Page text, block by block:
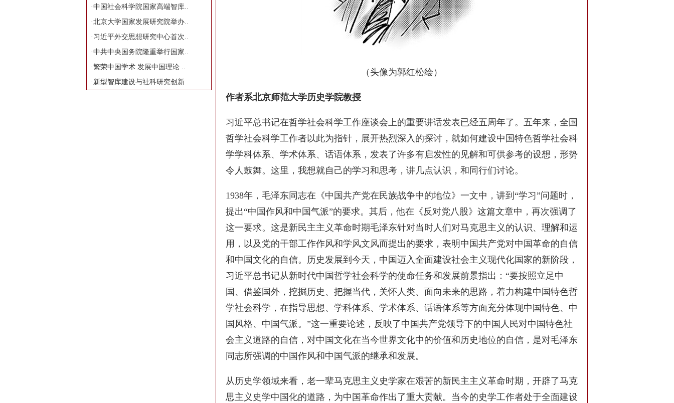
·中国社会科学院国家高端智库..
·北京大学国家发展研究院举办..
· 习近平外交思想研究中心首次..
·中共中央国务院隆重举行国家..
·繁荣中国学术 发展中国理论 ..
· 新型智库建设与社科研究创新
（头像为郭红松绘）
作者系北京师范大学历史学院教授
习近平总书记在哲学社会科学工作座谈会上的重要讲话发表已经五周年了。五年来，全国
哲学社会科学工作者以此为指针，展开热烈深入的探讨，就如何建设中国特色哲学社会科
学学科体系、学术体系、话语体系，发表了许多有启发性的见解和可供参考的设想，形势
令人鼓舞。这里，我想就自己的学习和思考，讲几点认识，和同行们讨论。
1938年，毛泽东同志在《中国共产党在民族战争中的地位》一文中，讲到“学习”问题时，
提出“中国作风和中国气派”的要求。其后，他在《反对党八股》这篇文章中，再次强调了
这一要求。这是新民主主义革命时期毛泽东针对当时人们对马克思主义的认识、理解和运
用，以及党的干部工作作风和学风文风而提出的要求，表明中国共产党对中国革命的自信
和中国文化的自信。历史发展到今天，中国迈入全面建设社会主义现代化国家的新阶段，
习近平总书记从新时代中国哲学社会科学的使命任务和发展前景指出：“要按照立足中
国、借鉴国外，挖掘历史、把握当代，关怀人类、面向未来的思路，着力构建中国特色哲
学社会科学，在指导思想、学科体系、学术体系、话语体系等方面充分体现中国特色、中
国风格、中国气派。”这一重要论述，反映了中国共产党领导下的中国人民对中国特色社
会主义道路的自信，对中国文化在当今世界文化中的价值和历史地位的自信，是对毛泽东
同志所强调的中国作风和中国气派的继承和发展。
从历史学领域来看，老一辈马克思主义史学家在艰苦的新民主主义革命时期，开辟了马克
思主义史学中国化的道路，为中国革命作出了重大贡献。当今的史学工作者处于全面建设